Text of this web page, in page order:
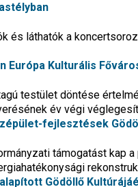
és láthatók a
Európa Kulturális
testület döntése
év végi
fejlesztések
támogatást kap
Gödöllő